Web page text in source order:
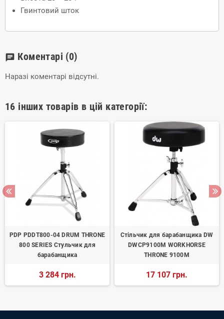
Гвинтовий шток
chat Коментарі (0)
Наразі коментарі відсутні.
16 інших товарів в цій категорії:
PDP PDDT800-04 DRUM THRONE
800 SERIES Стульчик для
барабанщика
3 284 грн.
Стільчик для барабанщика DW
DWCP9100M WORKHORSE
THRONE 9100M
17 107 грн.